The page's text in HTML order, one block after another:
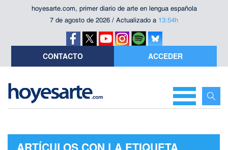
hoyesarte.com, primer diario de arte en lengua española
7 de agosto de 2026 / Actualizado a 13:54h
CONTACTO ACCEDER
ARTÍCULOS CON LA ETIQUETA